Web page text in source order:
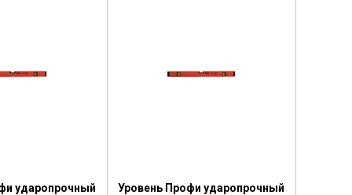
ударопрочный
Уровень Профи ударопрочный